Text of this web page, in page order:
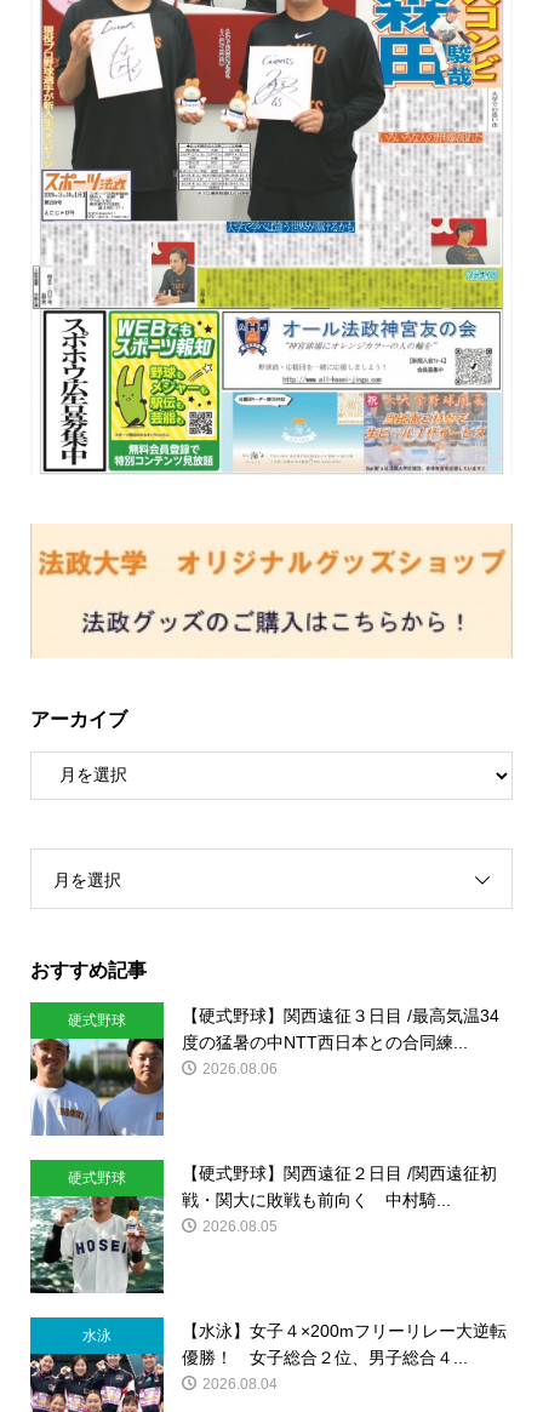
アーカイブ
月を選択
おすすめ記事
硬式野球
【硬式野球】関西遠征３日目 /最高気温34
度の猛暑の中NTT西日本との合同練...
2026.08.06
硬式野球
【硬式野球】関西遠征２日目 /関西遠征初
戦・関大に敗戦も前向く 中村騎...
2026.08.05
水泳
【水泳】女子４×200mフリーリレー大逆転
優勝！ 女子総合２位、男子総合４...
2026.08.04